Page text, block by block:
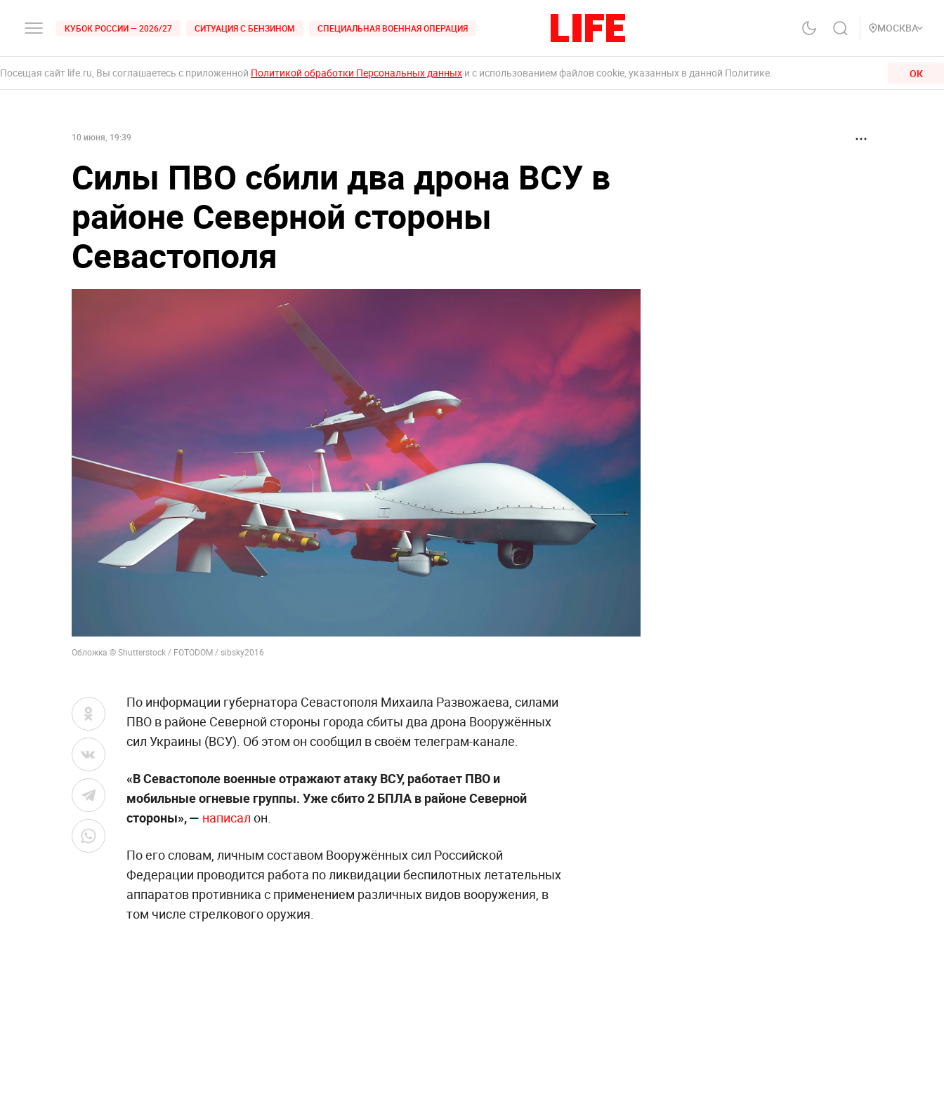
КУБОК РОССИИ — 2026/27 СИТУАЦИЯ С БЕНЗИНОМ СПЕЦИАЛЬНАЯ ВОЕННАЯ ОПЕРАЦИЯ МОСКВА
Посещая сайт life.ru, Вы соглашаетесь с приложенной Политикой обработки Персональных данных и с использованием файлов cookie, указанных в данной Политике. ОК
10 июня, 19:39
Силы ПВО сбили два дрона ВСУ в
районе Северной стороны
Севастополя
Обложка © Shutterstock / FOTODOM / sibsky2016
По информации губернатора Севастополя Михаила Развожаева, силами
ПВО в районе Северной стороны города сбиты два дрона Вооружённых
сил Украины (ВСУ). Об этом он сообщил в своём телеграм-канале.
«В Севастополе военные отражают атаку ВСУ, работает ПВО и
мобильные огневые группы. Уже сбито 2 БПЛА в районе Северной
стороны», — написал он.
По его словам, личным составом Вооружённых сил Российской
Федерации проводится работа по ликвидации беспилотных летательных
аппаратов противника с применением различных видов вооружения, в
том числе стрелкового оружия.